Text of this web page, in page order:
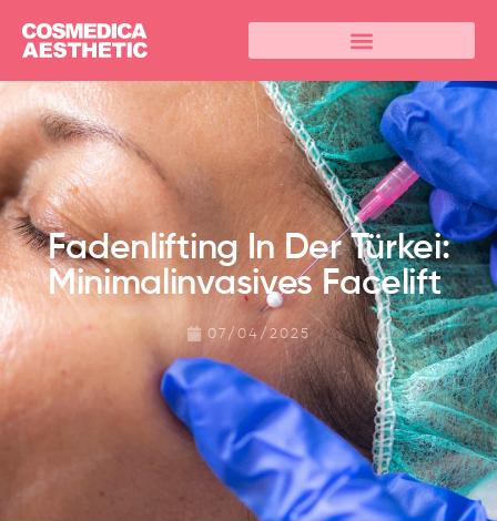
Fadenlifting In Der Türkei:
Minimalinvasives Facelift
07/04/2025